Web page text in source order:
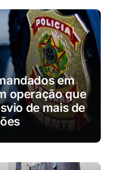
em
operação que
de mais de